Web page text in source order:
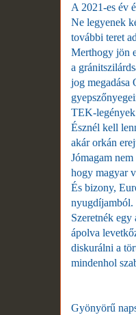
A 2021-es év
Ne legyenek
további teret
Merthogy jön
a
jog megadása
TEK-
Észnél kell
akár orkán
Jómagam
hogy magyar
És bizony,
nyugdíjamból.
Szeretnék
ápolva
diskurálni a
mindenhol
Gyönyörű